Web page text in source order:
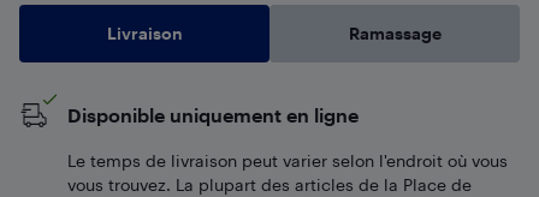
Livraison Ramassage
Disponible uniquement en ligne
Le temps de livraison peut varier selon l'endroit où vous
vous trouvez. La plupart des articles de la Place de